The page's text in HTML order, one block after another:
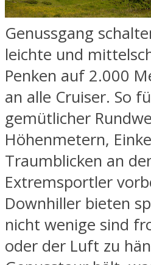
Genussgang
leichte und
Penken auf 2.000
an alle Cruiser. So
gemütlicher
Höhenmetern,
Traumblicken an
Extremsportler
Downhiller bieten
nicht wenige sind
oder der Luft zu